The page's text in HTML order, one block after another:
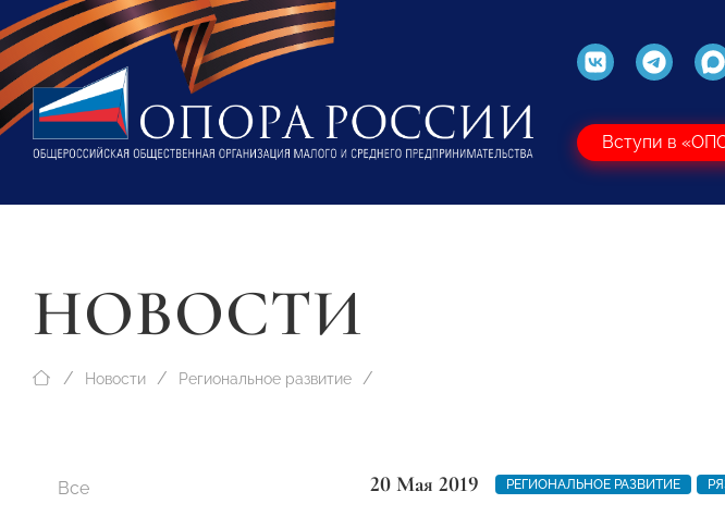
Вступи в
НОВОСТИ
Новости Региональное развитие
Все
20 Мая 2019 РЕГИОНАЛЬНОЕ РАЗВИТИЕ